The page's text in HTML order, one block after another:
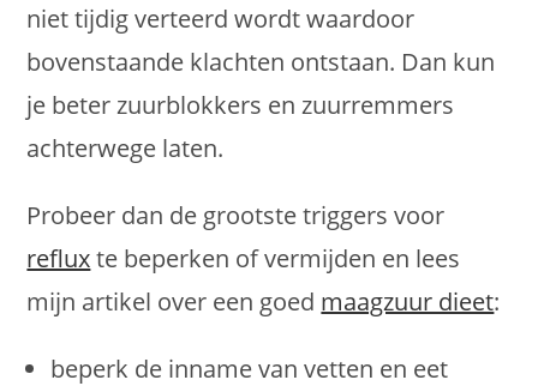
niet tijdig verteerd wordt waardoor
bovenstaande klachten ontstaan. Dan kun
je beter zuurblokkers en zuurremmers
achterwege laten.
Probeer dan de grootste triggers voor
refluxte beperken of vermijden en lees
mijn artikel over een goed maagzuur dieet:
beperk de inname van vetten en eet